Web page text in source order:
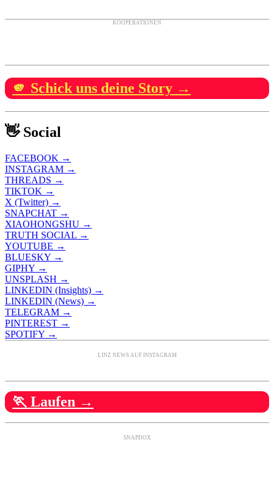
KOOPERATIONEN
🫵 Schick uns deine Story →
👋 Social
FACEBOOK →
INSTAGRAM →
THREADS →
TIKTOK →
X (Twitter) →
SNAPCHAT →
XIAOHONGSHU →
TRUTH SOCIAL →
YOUTUBE →
BLUESKY →
GIPHY →
UNSPLASH →
LINKEDIN (Insights) →
LINKEDIN (News) →
TELEGRAM →
PINTEREST →
SPOTIFY →
LINZ NEWS AUF INSTAGRAM
🏃 Laufen →
SNAPDOX